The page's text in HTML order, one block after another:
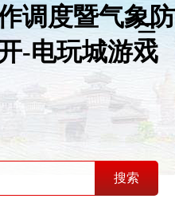
调度暨气象防
-电玩城游戏